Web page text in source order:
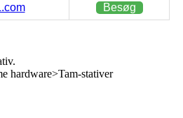
Besøg
hardware>Tam-stativer